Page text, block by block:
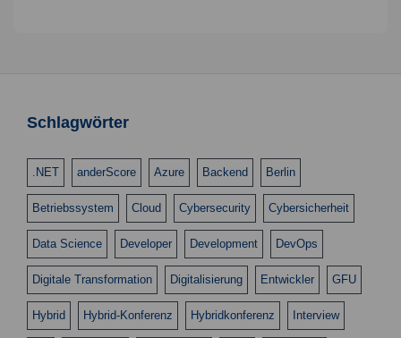
Schlagwörter
.NET anderScore Azure Backend Berlin
Betriebssystem Cloud Cybersecurity Cybersicherheit
Data Science Developer Development DevOps
Digitale Transformation Digitalisierung Entwickler GFU
Hybrid Hybrid-Konferenz Hybridkonferenz Interview